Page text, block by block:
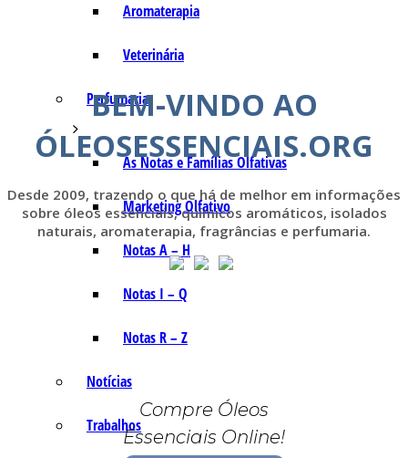
Aromaterapia
Veterinária
Perfumaria
As Notas e Famílias Olfativas
Marketing Olfativo
Notas A – H
Notas I – Q
Notas R – Z
Notícias
Trabalhos
BEM-VINDO AO
ÓLEOSESSENCIAIS.ORG
Desde 2009, trazendo o que há de melhor em informações
sobre óleos essenciais, químicos aromáticos, isolados
naturais, aromaterapia, fragrâncias e perfumaria.
Compre Óleos
Essenciais Online!